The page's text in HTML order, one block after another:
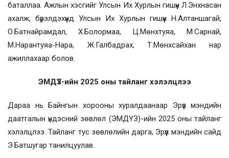
баталлаа. Ажлын хэсгийгУлсын Их Хурлын гишүүн Л.Энхнасан
ахалж, бүрэлдэхүүнд Улсын Их Хурлын гишүүн Н.Алтаншагай,
О.Батнайрамдал, Х.Болормаа, Ц.Мөнхтуяа, М.Сарнай,
М.Нарантуяа-Нара, Ж.Галбадрах, Т.Мөнхсайхан нар
ажиллахаар болов.
ЭМДҮЗ-ийн 2025 оны тайланг хэлэлцлээ
Дараа нь Байнгын хорооны хуралдаанаар Эрүүл мэндийн
даатгалын үндэсний зөвлөл (ЭМДҮЗ)-ийн 2025 оны тайланг
хэлэлцлээ. Тайланг тус зөвлөлийн дарга, Эрүүл мэндийн сайд
Э.Батшугар танилцуулав.